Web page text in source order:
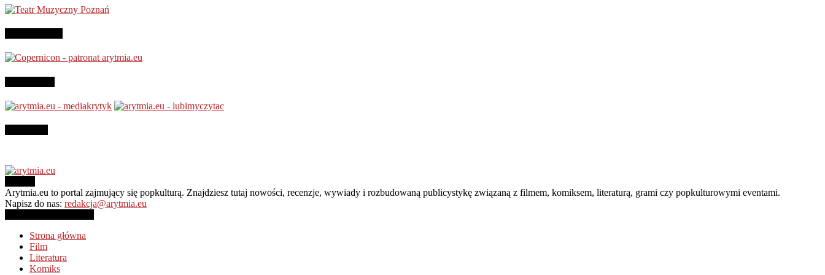
Arytmia.eu to portal zajmujący się popkulturą. Znajdziesz tutaj nowości, recenzje, wywiady i rozbudowaną publicystykę związaną z filmem, komiksem, literaturą, grami czy popkulturowymi eventami.
Napisz do nas: redakcja@arytmia.eu
Strona główna
Film
Literatura
Komiks